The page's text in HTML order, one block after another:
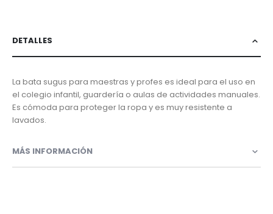
DETALLES
La bata sugus para maestras y profes es ideal para el uso en
el colegio infantil, guardería o aulas de actividades manuales.
Es cómoda para proteger la ropa y es muy resistente a
lavados.
MÁS INFORMACIÓN